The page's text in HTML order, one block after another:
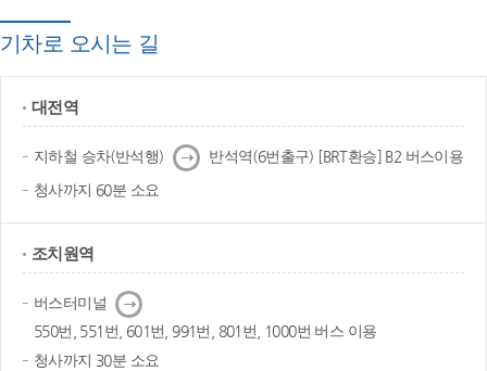
기차로 오시는 길
대전역
지하철 승차(반석행) 다
음
반석역(6번출구) [BRT환승] B2 버스이용
청사까지 60분 소요
조치원역
버스터미널 다
음
550번, 551번, 601번, 991번, 801번, 1000번 버스 이용
청사까지 30분 소요